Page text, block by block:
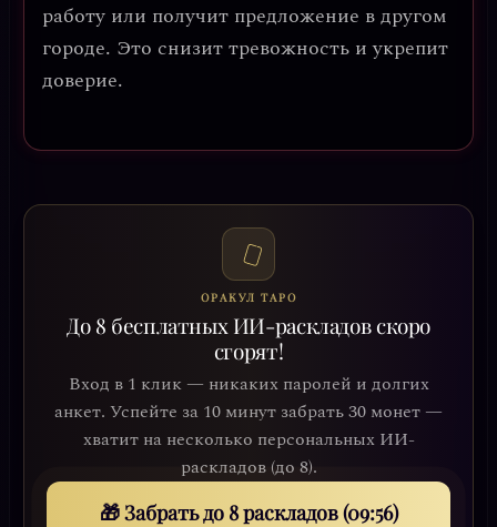
работу или получит предложение в другом
городе. Это снизит тревожность и укрепит
доверие.
ОРАКУЛ ТАРО
До 8 бесплатных ИИ-раскладов скоро
сгорят!
Вход в 1 клик — никаких паролей и долгих
анкет. Успейте за 10 минут забрать 30 монет —
хватит на несколько персональных ИИ-
раскладов (до 8).
🎁 Забрать до 8 раскладов (09:53)